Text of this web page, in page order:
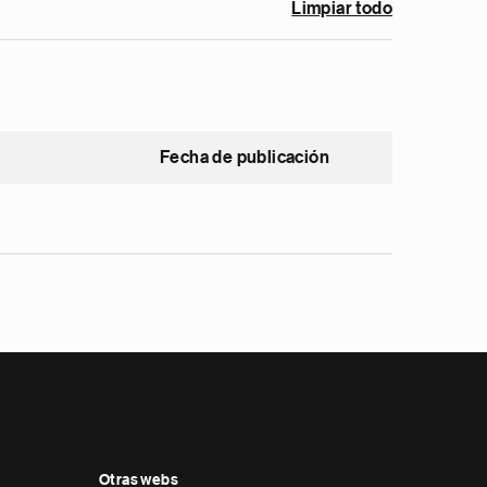
Limpiar todo
Fecha de publicación
Otras webs